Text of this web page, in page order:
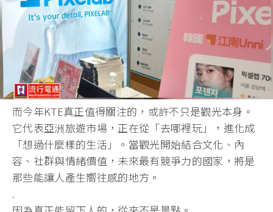
而今年KTE真正值得關注的，或許不只是觀光本身。
它代表亞洲旅遊市場，正在從「去哪裡玩」，進化成
「想過什麼樣的生活」。當觀光開始結合文化、內
容、社群與情緒價值，未來最有競爭力的國家，將是
那些能讓人產生嚮往感的地方。
.